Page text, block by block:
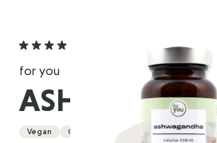
(1 Bewertung)
for you
Vegan Glutenfrei